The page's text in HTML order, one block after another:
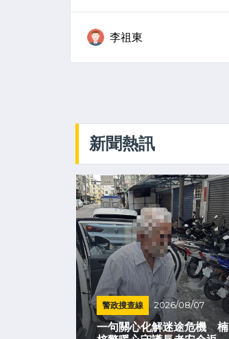
李祖東
新聞熱訊
警政搜查線 2026/08/07
一句關心化解迷途危機 楠